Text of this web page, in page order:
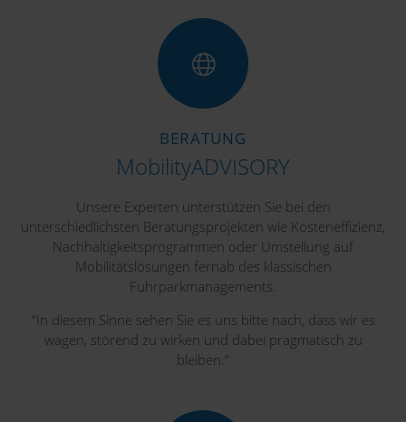
BERATUNG
MobilityADVISORY
Unsere Experten unterstützen Sie bei den
unterschiedlichsten Beratungsprojekten wie Kosteneffizienz,
Nachhaltigkeitsprogrammen oder Umstellung auf
Mobilitätslösungen fernab des klassischen
Fuhrparkmanagements.
“In diesem Sinne sehen Sie es uns bitte nach, dass wir es
wagen, störend zu wirken und dabei pragmatisch zu
bleiben.”